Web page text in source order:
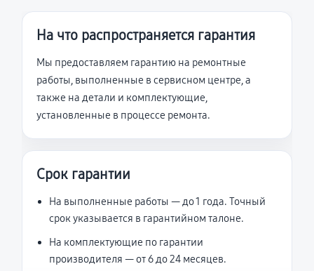
На что распространяется гарантия
Мы предоставляем гарантию на ремонтные
работы, выполненные в сервисном центре, а
также на детали и комплектующие,
установленные в процессе ремонта.
Срок гарантии
На выполненные работы — до 1 года. Точный
срок указывается в гарантийном талоне.
На комплектующие по гарантии
производителя — от 6 до 24 месяцев.